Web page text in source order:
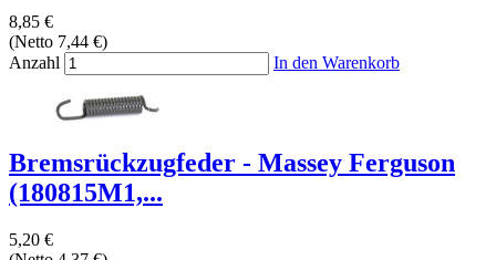
8,85 €
(Netto 7,44 €)
Anzahl
In den Warenkorb
Bremsrückzugfeder - Massey Ferguson
(180815M1,...
5,20 €